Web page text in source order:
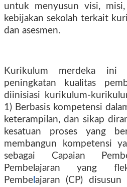
untuk menyusun visi,
kebijakan sekolah terkait
dan asesmen.
Kurikulum merdeka ini
peningkatan kualitas
diinisiasi kurikulum-
1) Berbasis kompetensi
keterampilan, dan sikap
kesatuan proses yang
membangun kompetensi
sebagai Capaian
Pembelajaran yang
Pembe ajaran (CP) disusun